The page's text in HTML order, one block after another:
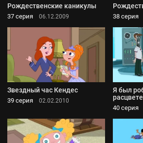
Рождественские каникулы
37 серия 06.12.2009 38 серия
Звездный час Кендес
39 серия 02.02.2010
Я был
40 серия